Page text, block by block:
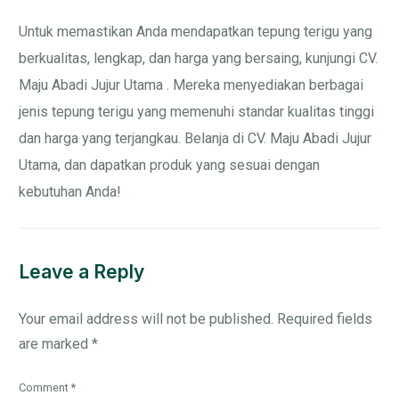
Untuk memastikan Anda mendapatkan tepung terigu yang
berkualitas, lengkap, dan harga yang bersaing, kunjungi CV.
Maju Abadi Jujur Utama . Mereka menyediakan berbagai
jenis tepung terigu yang memenuhi standar kualitas tinggi
dan harga yang terjangkau. Belanja di CV. Maju Abadi Jujur
Utama, dan dapatkan produk yang sesuai dengan
kebutuhan Anda!
Leave a Reply
Your email address will not be published. Required fields
are marked*
Comment*